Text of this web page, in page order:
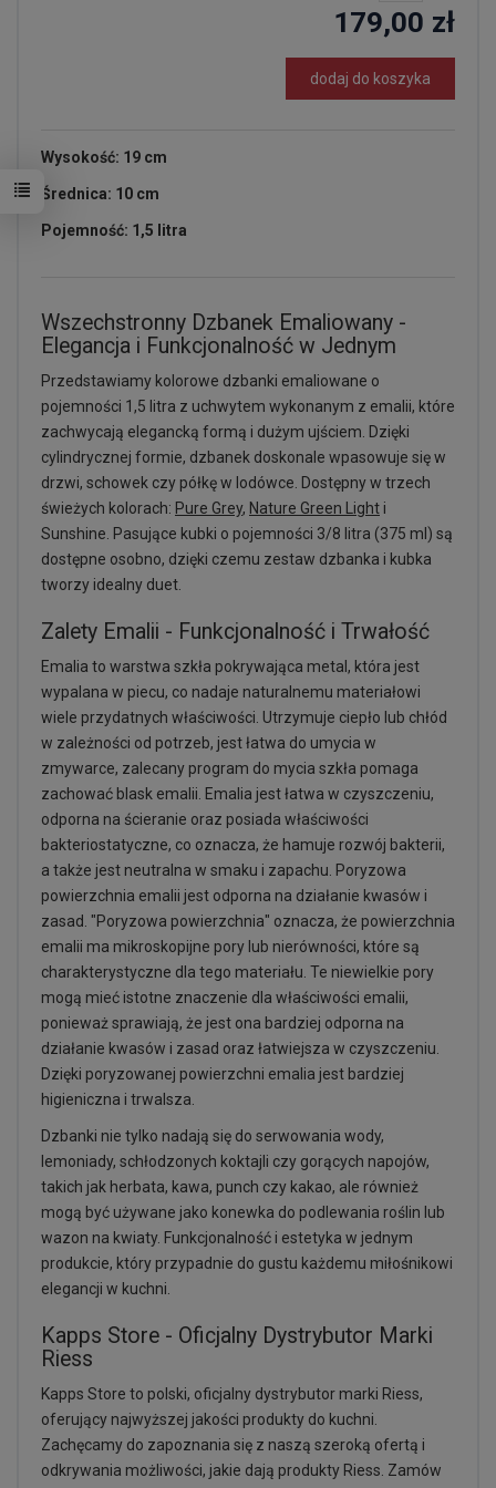
179,00 zł
dodaj do koszyka
Wysokość: 19 cm
Średnica: 10 cm
Pojemność: 1,5 litra
Wszechstronny Dzbanek Emaliowany -
Elegancja i Funkcjonalność w Jednym
Przedstawiamy kolorowe dzbanki emaliowane o
pojemności 1,5 litra z uchwytem wykonanym z emalii, które
zachwycają elegancką formą i dużym ujściem. Dzięki
cylindrycznej formie, dzbanek doskonale wpasowuje się w
drzwi, schowek czy półkę w lodówce. Dostępny w trzech
świeżych kolorach: Pure Grey, Nature Green Light i
Sunshine. Pasujące kubki o pojemności 3/8 litra (375 ml) są
dostępne osobno, dzięki czemu zestaw dzbanka i kubka
tworzy idealny duet.
Zalety Emalii - Funkcjonalność i Trwałość
Emalia to warstwa szkła pokrywająca metal, która jest
wypalana w piecu, co nadaje naturalnemu materiałowi
wiele przydatnych właściwości. Utrzymuje ciepło lub chłód
w zależności od potrzeb, jest łatwa do umycia w
zmywarce, zalecany program do mycia szkła pomaga
zachować blask emalii. Emalia jest łatwa w czyszczeniu,
odporna na ścieranie oraz posiada właściwości
bakteriostatyczne, co oznacza, że hamuje rozwój bakterii,
a także jest neutralna w smaku i zapachu. Poryzowa
powierzchnia emalii jest odporna na działanie kwasów i
zasad. "Poryzowa powierzchnia" oznacza, że powierzchnia
emalii ma mikroskopijne pory lub nierówności, które są
charakterystyczne dla tego materiału. Te niewielkie pory
mogą mieć istotne znaczenie dla właściwości emalii,
ponieważ sprawiają, że jest ona bardziej odporna na
działanie kwasów i zasad oraz łatwiejsza w czyszczeniu.
Dzięki poryzowanej powierzchni emalia jest bardziej
higieniczna i trwalsza.
Dzbanki nie tylko nadają się do serwowania wody,
lemoniady, schłodzonych koktajli czy gorących napojów,
takich jak herbata, kawa, punch czy kakao, ale również
mogą być używane jako konewka do podlewania roślin lub
wazon na kwiaty. Funkcjonalność i estetyka w jednym
produkcie, który przypadnie do gustu każdemu miłośnikowi
elegancji w kuchni.
Kapps Store - Oficjalny Dystrybutor Marki
Riess
Kapps Store to polski, oficjalny dystrybutor marki Riess,
oferujący najwyższej jakości produkty do kuchni.
Zachęcamy do zapoznania się z naszą szeroką ofertą i
odkrywania możliwości, jakie dają produkty Riess. Zamów